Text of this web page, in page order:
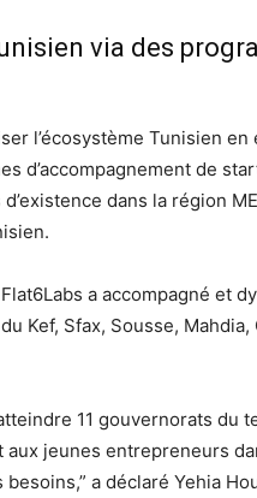
via des
l’écosystème Tunisien
d’accompagnement de
dans la région
a accompagné et
Kef, Sfax, Sousse,
11 gouvernorats du
jeunes entrepreneurs
a déclaré Yehia